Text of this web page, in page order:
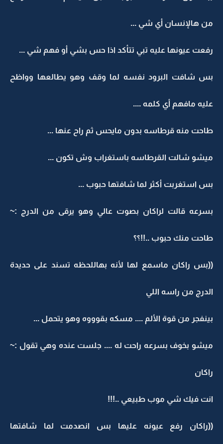
من هالإنسان أي شي ...
رفعت عيونها عليه تبي تتأكد اذا حس بشي أو فهم شي ...
بس شافت البرود نفسه لما وقف وهو يطالعها وواظح
عليه مافهم أي كلمه ....
طاحت منه قرطاسه بدون مايحس ثم راح عنها ...
ميشو شالت القرطاسه باستغراب وش تكون ...
بس استغربت أكثر لما شافتها حبوب ...
بسرعه قالت لراكان بصوت عالي وهو يرقى من الدرج :~
طاحت منك حبوب ..!!؟؟
((بس راكان ماسمع لها لأنه بهاللحظه تسند على حديدة
الدرج من راسه اللي
بينفجر من قوة الألم .... مسكه بقوووه وهو يتحمل ...
ميشو بخوف بسرعه راحت له .... جلست عنده وهي تقول :~
راكان
انت فيك شي موب طبيعي ..!!!
((راكان رفع عيونه عليها بس انصدمت لما شافتها